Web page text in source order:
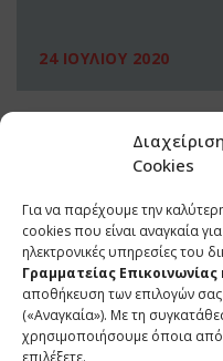
Cookies
Για να παρέχουμε την
cookies που είναι αναγκαία
ηλεκτρονικές υπηρεσίες του
Γραμματείας
αποθήκευση των επιλογών
(«Αναγκαία»). Με τη
χρησιμοποιήσουμε όποια
επιλέξετε.
24 ΙΟΥΛΙΟΥ 2020
ΕΠΙΚΟΙΝΩΝΙΑ